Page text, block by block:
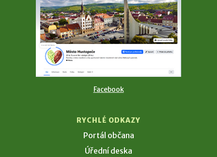
Facebook
RYCHLÉ ODKAZY
Portál občana
Úřední deska